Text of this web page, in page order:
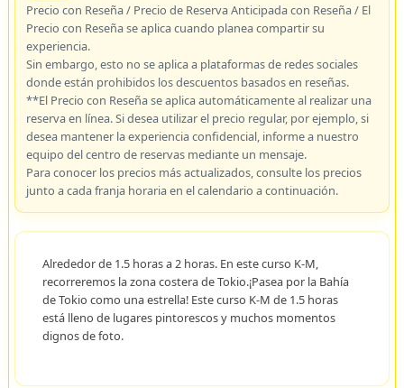
Precio con Reseña / Precio de Reserva Anticipada con Reseña / El
Precio con Reseña se aplica cuando planea compartir su
experiencia.
Sin embargo, esto no se aplica a plataformas de redes sociales
donde están prohibidos los descuentos basados en reseñas.
**El Precio con Reseña se aplica automáticamente al realizar una
reserva en línea. Si desea utilizar el precio regular, por ejemplo, si
desea mantener la experiencia confidencial, informe a nuestro
equipo del centro de reservas mediante un mensaje.
Para conocer los precios más actualizados, consulte los precios
junto a cada franja horaria en el calendario a continuación.
Alrededor de 1.5 horas a 2 horas. En este curso K-M,
recorreremos la zona costera de Tokio.¡Pasea por la Bahía
de Tokio como una estrella! Este curso K-M de 1.5 horas
está lleno de lugares pintorescos y muchos momentos
dignos de foto.